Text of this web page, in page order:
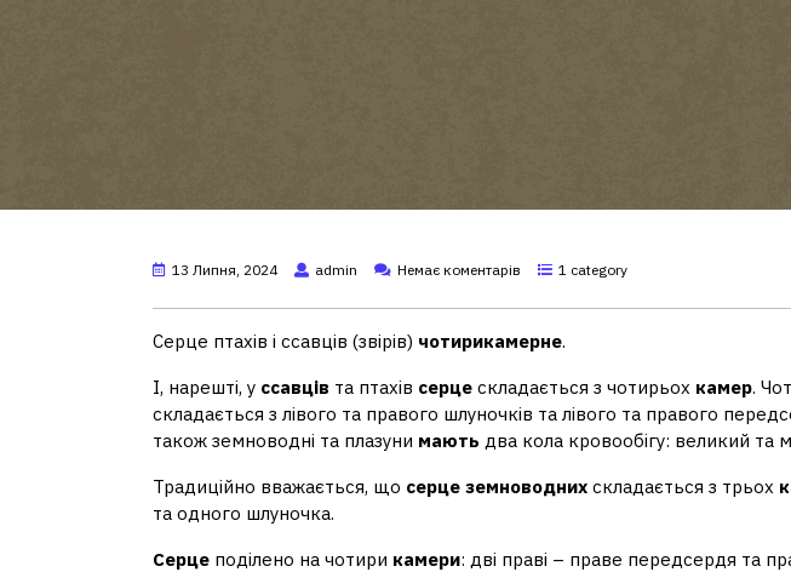
13 Липня, 2024 admin Немає коментарів 1 category
Серце птахів і ссавців (звірів) чотирикамерне.
І, нарешті, у ссавців та птахів серце складається з чотирьох камер.
складається з лівого та правого шлуночків та лівого та правого
також земноводні та плазуни мають два кола кровообігу: великий та
Традиційно вважається, що серце земноводних складається з трьох
та одного шлуночка.
Серце поділено на чотири камери: дві праві – праве передсердя та